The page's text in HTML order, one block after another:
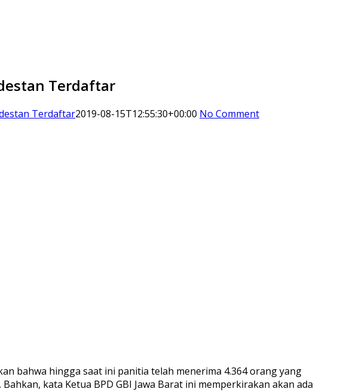
Terdaftar
Terdaftar2019-08-15T12:55:30+00:00 No Comment
bahwa hingga saat ini panitia telah menerima 4.364 orang yang
kata Ketua BPD GBI Jawa Barat ini memperkirakan akan ada